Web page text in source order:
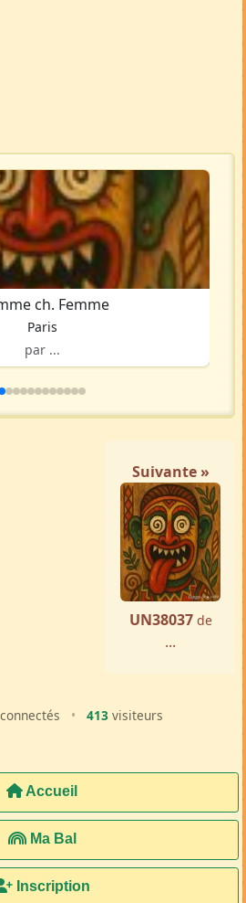
ch. Femme
Paris
par ...
Suivante »
UN38037 de
...
• 413 visiteurs
Accueil
Ma Bal
Inscription